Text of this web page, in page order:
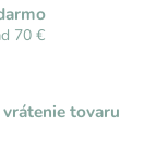
70 €
vrátenie tovaru